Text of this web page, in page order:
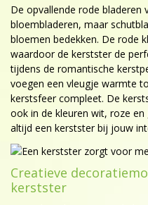
De opvallende rode bladeren
bloembladeren, maar
bloemen bedekken. De rode
waardoor de kerstster de
tijdens de romantische
voegen een vleugje warmte
kerstsfeer compleet. De
ook in de kleuren wit, roze
altijd een kerstster bij jouw
Creatieve
kerstster